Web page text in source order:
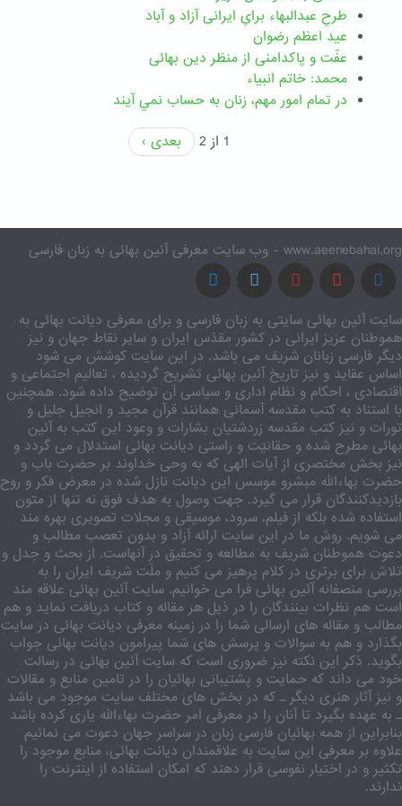
طرحِ عبدالبهاء برایِ ایرانی آزاد و آباد
عید اعظم رضوان
عفّت و پاکدامنی از منظر دین بهائی
محمد: خاتم انبیاء
در تمام امور مهم،‌ زنان به حساب نمي آيند
1 از 2
بعدی ›
www.aeenebahai.org - وب سایت معرفی آئین بهائی به زبان فارسی
سایت آئین بهائی سایتی به زبان فارسی و برای معرفی دیانت بهائی به
هموطنان عزیز ایرانی در کشور مقدّس ایران و سایر نقاط جهان و نیز
دیگر فارسی زبانان شریف می باشد. در این سایت کوشش می شود
اساس عقاید و نیز تاریخ آئین بهائی تشریح گردیده ، تعالیم اجتماعی و
اقتصادی ، احکام و نظام اداری و سیاسی آن توضیح داده شود. همچنین
با استناد به کتب مقدسه آسمانی همانند قرآن مجید و انجیل جلیل و
تورات و نیز کتب مقدسه زردشتیان بشارات و وعود این کتب به آئین
بهائی مطرح شده و حقانیّت و راستی دیانت بهائی استدلال می گردد و
نیز بخش مختصری از آیات الهی که به وحی خداوند بر حضرت باب و
حضرت بهاءالله مبشرو موسس این دیانت نازل شده در معرض فکر و روح
بازدیدکنندگان قرار می گیرد. جهت وصول به هدف فوق نه تنها از متون
استفاده شده بلکه از فیلم، سرود، موسیقی و مجلات تصویری بهره مند
می شویم. روش ما در این سایت ارائه آزاد و بدون تعصب مطالب و
دعوت هموطنان شریف به مطالعه و تحقیق در آنهاست. از بحث و جدل و
تلاش برای برتری در کلام پرهیز می کنیم و ملّت شریف ایران را به
بررسی منصفانه آئین بهائی فرا می خوانیم. سایت آئین بهائی علاقه مند
است هم نظرات بینندگان را در ذیل هر مقاله و کتاب دریافت نماید و هم
مطالب و مقاله های ارسالی شما را در زمینه معرفی دیانت بهائی در سایت
بگذارد و هم به سوالات و پرسش های شما پیرامون دیانت بهائی جواب
بگوید. ذکر این نکته نیز ضروری است که سایت آئین بهائی در رسالت
خود می داند که حمایت و پشتیبانی بهائیان را در تامین منابع و مقالات
و نیز آثار هنری دیگر ـ که در بخش های مختلف سایت موجود می باشد
ـ به عهده بگیرد تا آنان را در معرفی امر حضرت بهاءالله یاری کرده باشد
بنابراین از همه بهائیان فارسی زبان در سراسر جهان دعوت می نمائیم
علاوه بر معرفی این سایت به علاقمندان دیانت بهائی، منابع موجود را
تکثیر و در اختیار نفوسی قرار دهند که امکان استفاده از اینترنت را
ندارند.